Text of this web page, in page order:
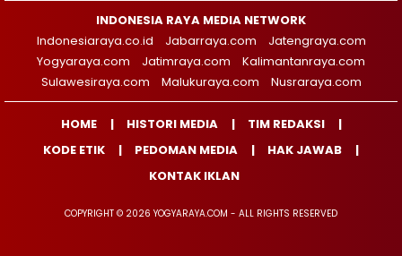
INDONESIA RAYA MEDIA NETWORK
Indonesiaraya.co.id
Jabarraya.com
Jatengraya.com
Yogyaraya.com
Jatimraya.com
Kalimantanraya.com
Sulawesiraya.com
Malukuraya.com Nusraraya.com
HOME HISTORI MEDIA
TIM REDAKSI
KODE ETIK
PEDOMAN MEDIA
HAK JAWAB
KONTAK IKLAN
COPYRIGHT © 2026 YOGYARAYA.COM - ALL RIGHTS RESERVED